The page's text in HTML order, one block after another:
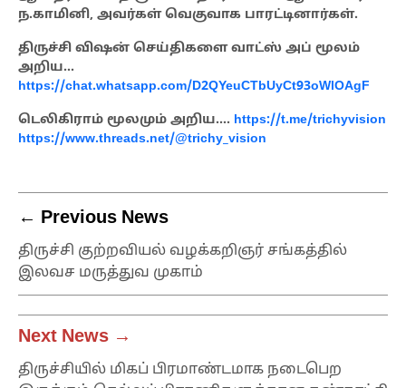
ந.காமினி, அவர்கள் வெகுவாக பாரட்டினார்கள்.
திருச்சி விஷன் செய்திகளை வாட்ஸ் அப் மூலம்
அறிய…
https://chat.whatsapp.com/D2QYeuCTbUyCt93oWlOAgF
டெலிகிராம் மூலமும் அறிய…. https://t.me/trichyvision
https://www.threads.net/@trichy_vision
← Previous News
திருச்சி குற்றவியல் வழக்கறிஞர் சங்கத்தில்
இலவச மருத்துவ முகாம்
Next News →
திருச்சியில் மிகப் பிரமாண்டமாக நடைபெற